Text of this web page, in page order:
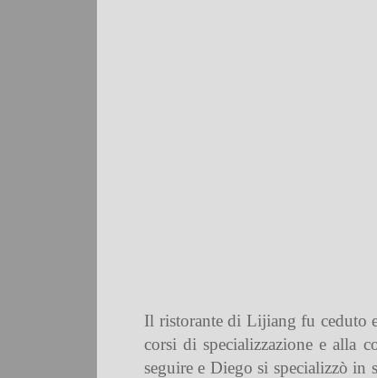
Il ristorante di Lijiang fu ceduto
corsi di specializzazione e alla
seguire e Diego si specializzò in